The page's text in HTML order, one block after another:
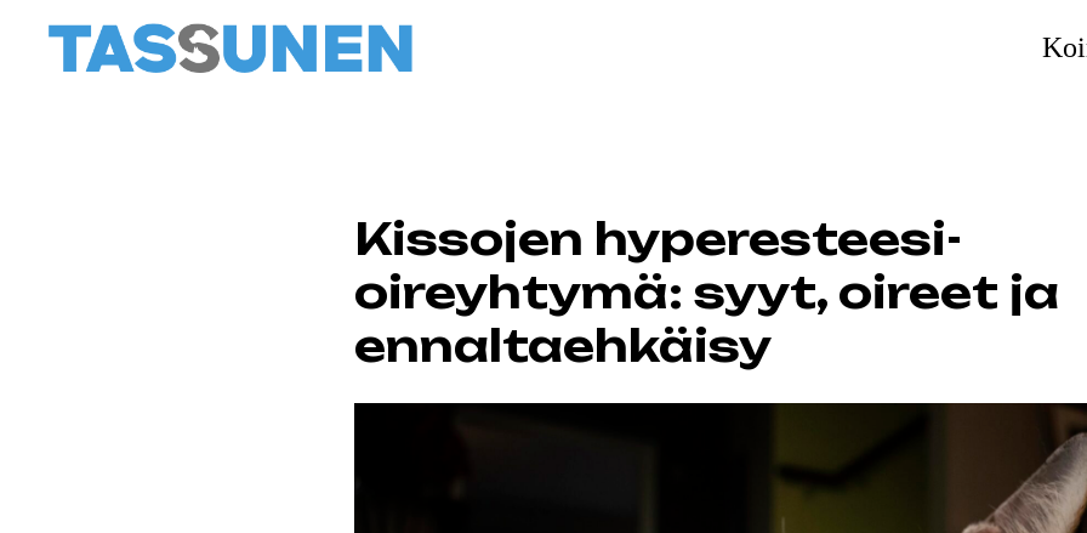
Kissojen hyperesteesi-
oireyhtymä: syyt, oireet ja
ennaltaehkäisy